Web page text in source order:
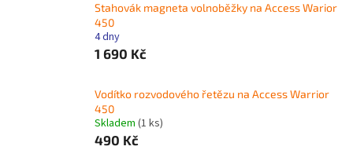
Stahovák magneta volnoběžky na Access Warior
450
4 dny
1 690 Kč
Vodítko rozvodového řetězu na Access Warrior
450
Skladem (1 ks)
490 Kč